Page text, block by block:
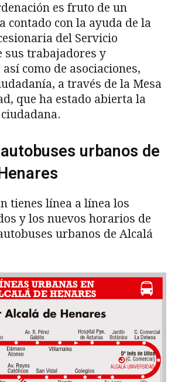
es fruto de un
contado con la ayuda de la
del Servicio
sus trabajadores y
como de asociaciones,
a través de la Mesa
que ha estado abierta la
urbanos de
tienes línea a línea los
y los nuevos horarios de
urbanos de Alcalá